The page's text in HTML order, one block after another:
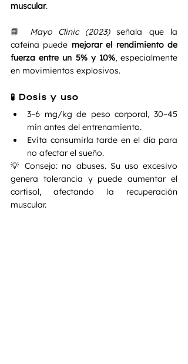
muscular.
📘 Mayo Clinic (2023) señala que la
cafeína puede mejorar el rendimiento de
fuerza entre un 5% y 10%, especialmente
en movimientos explosivos.
🧪 Dosis y uso
3–6 mg/kg de peso corporal, 30–45
min antes del entrenamiento.
Evita consumirla tarde en el día para
no afectar el sueño.
💡 Consejo: no abuses. Su uso excesivo
genera tolerancia y puede aumentar el
cortisol, afectando la recuperación
muscular.